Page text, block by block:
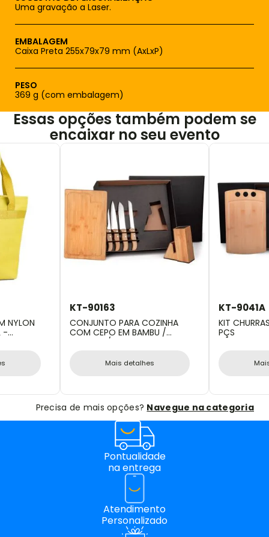
Uma gravação a Laser.
EMBALAGEM
Caixa Preta 255x79x79 mm (AxLxP)
PESO
369 g (com embalagem)
Essas opções também podem se
encaixar no seu evento
NYLON
-
KT-90163
CONJUNTO PARA COZINHA
COM CEPO EM BAMBU /
MADEIRA / INOX - 6 PÇS
Mais detalhes
KT-9041A
KIT
PÇS
Precisa de mais opções? Navegue na categoria
Pontualidade
na entrega
Atendimento
Personalizado